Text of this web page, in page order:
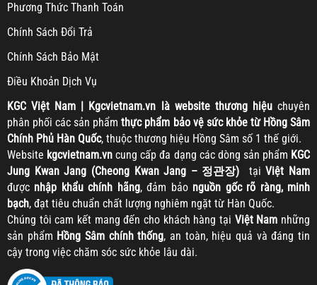
Phương Thức Thanh Toán
Chính Sách Đổi Trả
Chính Sách Bảo Mật
Điều Khoản Dịch Vụ
KGCViệt Nam | Kgcvietnam.vn là website thương hiệuchuyên
phân phối các sản phẩmthực phẩm bảo vệ sức khỏe từ Hồng Sâm
Chính Phủ Hàn Quốc, thuộc thương hiệu Hồng Sâm số 1 thế giới.
Website kgcvietnam.vn cung cấp đa dạng các dòng sản phẩm KGC
Jung Kwan Jang (Cheong Kwan Jang – 정관장) tạiViệt Nam
được nhập khẩu chính hãng, đảm bảo nguồn gốc rõ ràng, minh
bạch, đạt tiêu chuẩn chất lượng nghiêm ngặt từ Hàn Quốc.
Chúng tôi cam kết mang đến cho khách hàng tại Việt Nam những
sản phẩm Hồng Sâm chính thống, an toàn, hiệu quả và đáng tin
cậy trong việc chăm sóc sức khỏe lâu dài.